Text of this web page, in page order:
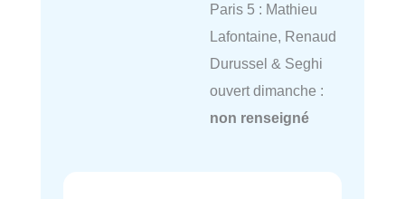
Paris 5 : Mathieu
Lafontaine, Renaud
Durussel & Seghi
ouvert dimanche :
non renseigné